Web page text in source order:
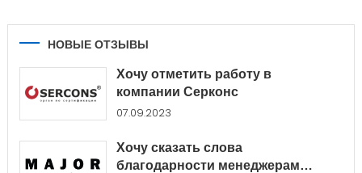
НОВЫЕ ОТЗЫВЫ
Хочу отметить работу в
компании Серконс
07.09.2023
Хочу сказать слова
благодарности менеджерам